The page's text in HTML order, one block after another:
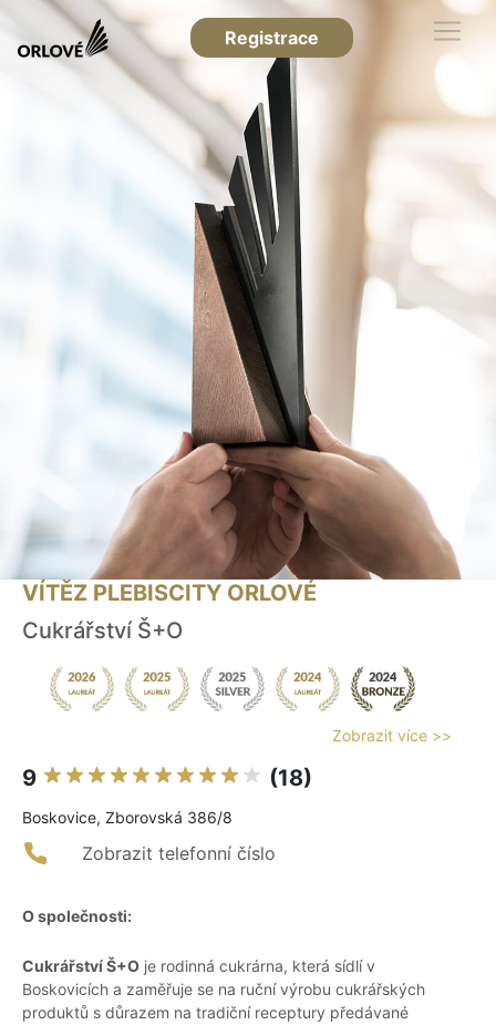
Registrace
VÍTĚZ PLEBISCITY ORLOVÉ
Cukrářství Š+O
Zobrazit více >>
9 (18)
Boskovice, Zborovská 386/8
Zobrazit telefonní číslo
O společnosti:
Cukrářství Š+O je rodinná cukrárna, která sídlí v
Boskovicích a zaměřuje se na ruční výrobu cukrářských
produktů s důrazem na tradiční receptury předávané